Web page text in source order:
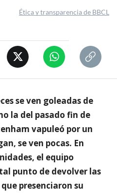
Ética y transparencia de BBCL
se ven goleadas de
la del pasado fin de
vapuleó por un
se ven pocas. En
el equipo
punto de devolver las
presenciaron su